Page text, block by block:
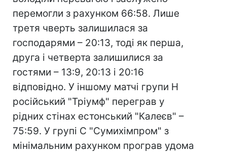
перемогли з рахунком 66:58. Лише
третя чверть залишилася за
господарями – 20:13, тоді як перша,
друга і четверта залишилися за
гостями – 13:9, 20:13 і 20:16
відповідно. У іншому матчі групи Н
російський "Тріумф" переграв у
рідних стінах естонський "Калеєв" –
75:59. У групі С "Сумихімпром" з
мінімальним рахунком програв удома